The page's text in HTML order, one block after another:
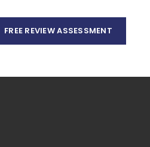
FREE REVIEW ASSESSMENT